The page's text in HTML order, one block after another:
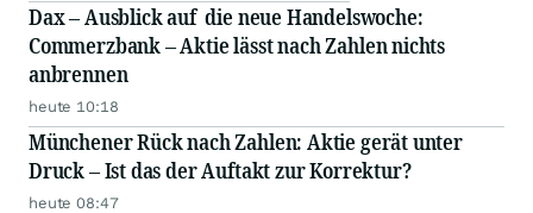
Dax – Ausblick auf die neue Handelswoche:
Commerzbank – Aktie lässt nach Zahlen nichts
anbrennen
heute 10:18
Münchener Rück nach Zahlen: Aktie gerät unter
Druck – Ist das der Auftakt zur Korrektur?
heute 08:47